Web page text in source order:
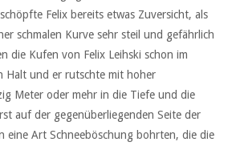
Felix bereits etwas Zuversicht, als
schmalen Kurve sehr steil und gefährlich
die Kufen von Felix Leihski schon im
Halt und er rutschte mit hoher
Meter oder mehr in die Tiefe und die
auf der gegenüberliegenden Seite der
eine Art Schneeböschung bohrten, die die